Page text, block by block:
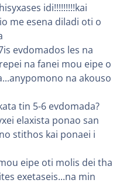
idi!!!!!!!!!kai
me esena diladi oti o
evdomados les na
na fanei mou eipe o
na akouso
tin 5-6 evdomada?
elaxista ponao san
stithos kai ponaei i
eipe oti molis dei tha
exetaseis...na min